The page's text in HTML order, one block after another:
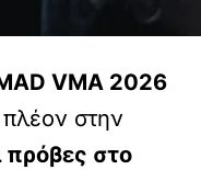
VMA 2026
πλέον στην
πρόβες στο